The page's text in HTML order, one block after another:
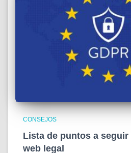
CONSEJOS
Lista de puntos a seguir
web legal